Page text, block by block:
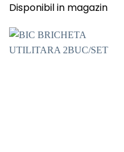
Disponibil in magazin